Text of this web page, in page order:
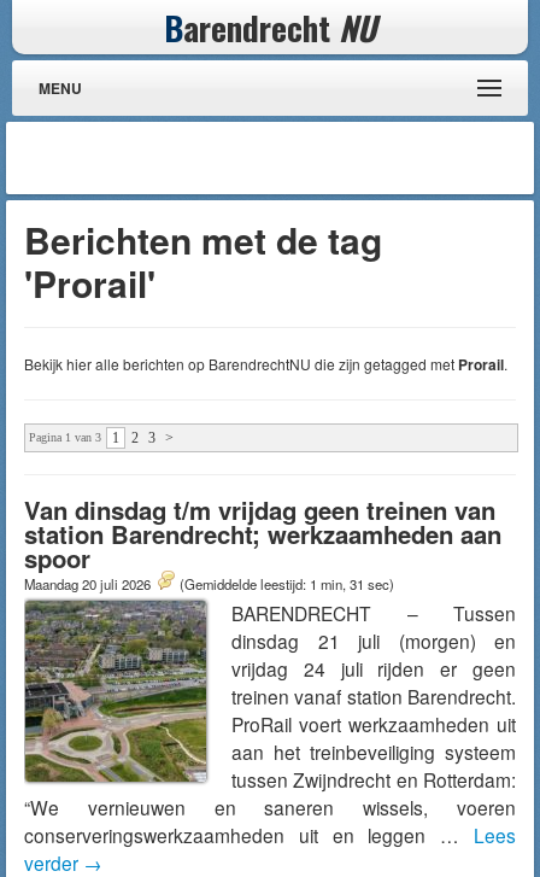
Barendrecht NU
MENU
Berichten met de tag
'Prorail'
Bekijk hier alle berichten op BarendrechtNU die zijn getagged met Prorail.
Pagina 1 van 3 1 2 3 >
Van dinsdag t/m vrijdag geen treinen van
station Barendrecht; werkzaamheden aan
spoor
Maandag 20 juli 2026 (Gemiddelde leestijd: 1 min, 31 sec)
BARENDRECHT – Tussen
dinsdag 21 juli (morgen) en
vrijdag 24 juli rijden er geen
treinen vanaf station Barendrecht.
ProRail voert werkzaamheden uit
aan het treinbeveiliging systeem
tussen Zwijndrecht en Rotterdam:
“We vernieuwen en saneren wissels, voeren
conserveringswerkzaamheden uit en leggen … Lees
verder →